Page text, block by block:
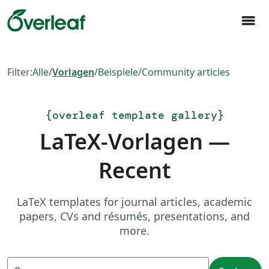
menu
Filter:Alle/Vorlagen/Beispiele/Community articles
{overleaf template gallery}
LaTeX-Vorlagen —
Recent
LaTeX templates for journal articles, academic
papers, CVs and résumés, presentations, and
more.